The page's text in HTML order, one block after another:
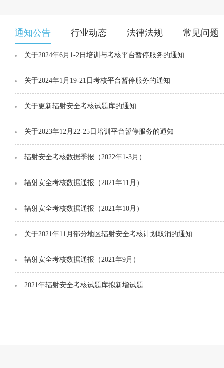
通知公告 行业动态 法律法规 常见问题
关于2024年6月1-2日培训与考核平台暂停服务的通知
关于2024年1月19-21日考核平台暂停服务的通知
关于更新辐射安全考核试题库的通知
关于2023年12月22-25日培训平台暂停服务的通知
辐射安全考核数据季报（2022年1-3月）
辐射安全考核数据通报（2021年11月）
辐射安全考核数据通报（2021年10月）
关于2021年11月部分地区辐射安全考核计划取消的通知
辐射安全考核数据通报（2021年9月）
2021年辐射安全考核试题库拟新增试题